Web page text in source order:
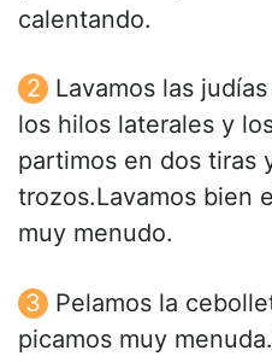
calentando.
Lavamos las
los hilos laterales y
partimos en dos tiras
trozos.Lavamos bien
muy menudo.
Pelamos la
picamos muy